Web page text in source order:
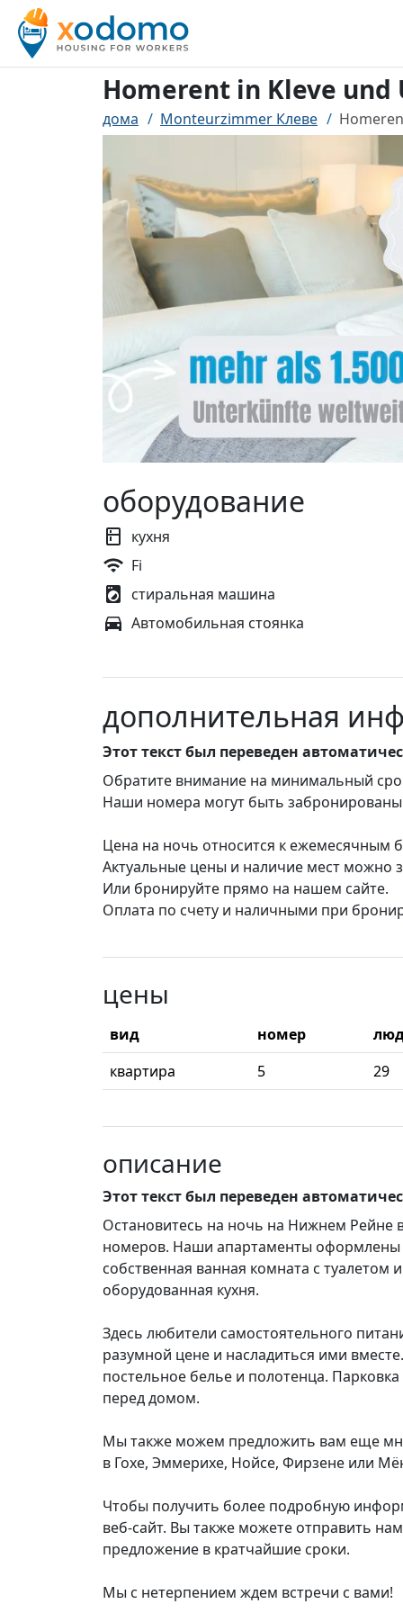
Homerent in Kleve und
дома Monteurzimmer Клеве
оборудование
кухня
Fi
стиральная машина
Автомобильная стоянка
дополнительная
Этот текст был переведен
Обратите внимание на минимальный
Наши номера могут быть забронированы
Цена на ночь относится к ежемесячным
Актуальные цены и наличие мест можно
Или бронируйте прямо на нашем сайте.
Оплата по счету и наличными при
цены
вид номер
квартира
5 29
описание
Этот текст был переведен
Остановитесь на ночь на Нижнем
номеров. Наши апартаменты оформлены
собственная ванная комната с
оборудованная кухня.
Здесь любители самостоятельного
разумной цене и насладиться ими
постельное белье и полотенца.
перед домом.
Мы также можем предложить вам еще
в Гохе, Эммерихе, Нойсе, Фирзене или
Чтобы получить более подробную
веб-сайт. Вы также можете отправить
предложение в кратчайшие сроки.
Мы с нетерпением ждем встречи с вами!